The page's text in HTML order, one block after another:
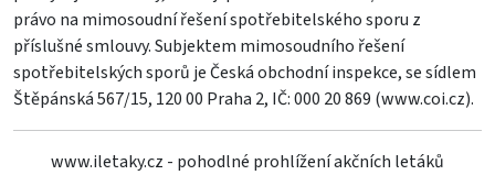
právo na mimosoudní řešení spotřebitelského sporu z
příslušné smlouvy. Subjektem mimosoudního řešení
spotřebitelských sporů je Česká obchodní inspekce, se sídlem
Štěpánská 567/15, 120 00 Praha 2, IČ: 000 20 869 (www.coi.cz).
www.iletaky.cz - pohodlné prohlížení akčních letáků